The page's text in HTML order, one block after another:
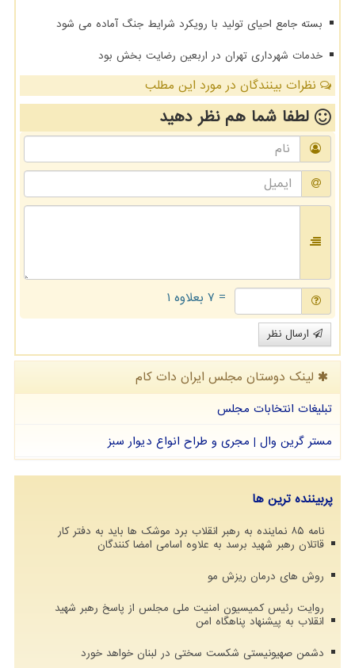
بسته جامع احیای تولید با رویکرد شرایط جنگ آماده می شود
خدمات شهرداری تهران در اربعین رضایت بخش بود
نظرات بینندگان در مورد این مطلب
لطفا شما همنظر دهید
= ۷ بعلاوه ۱
ارسال نظر
لینک دوستان مجلس ایران دات كام
تبلیغات انتخابات مجلس
مستر گرین وال | مجری و طراح انواع دیوار سبز
پربیننده ترین ها
نامه ۸۵ نماینده به رهبر انقلاب برد موشک ها باید به دفتر کار
قاتلان رهبر شهید برسد به علاوه اسامی امضا کنندگان
روش های درمان ریزش مو
روایت رئیس کمیسیون امنیت ملی مجلس از پاسخ رهبر شهید
انقلاب به پیشنهاد پناهگاه امن
دشمن صهیونیستی شکست سختی در لبنان خواهد خورد